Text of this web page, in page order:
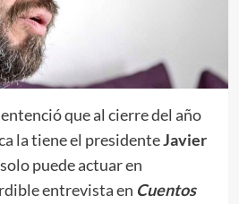
que al cierre del año
la tiene el presidenteJavier
puede actuar en
entrevista en Cuentos